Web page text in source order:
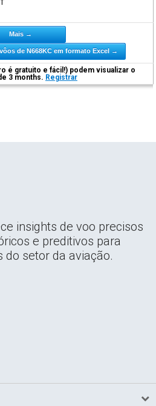
Mais →
de N668KC em formato Excel →
é gratuito e fácil!) podem visualizar o
3 months. Registrar
insights de voo precisos
e preditivos para
setor da aviação.